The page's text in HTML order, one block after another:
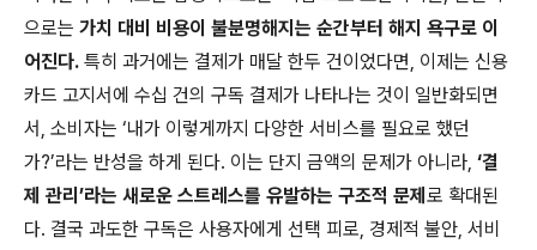
으로는 가치 대비 비용이 불분명해지는 순간부터 해지 욕구로 이
어진다. 특히 과거에는 결제가 매달 한두 건이었다면, 이제는 신용
카드 고지서에 수십 건의 구독 결제가 나타나는 것이 일반화되면
서, 소비자는 ‘내가 이렇게까지 다양한 서비스를 필요로 했던
가?’라는 반성을 하게 된다. 이는 단지 금액의 문제가 아니라, ‘결
제 관리’라는 새로운 스트레스를 유발하는 구조적 문제 로 확대된
다. 결국 과도한 구독은 사용자에게 선택 피로, 경제적 불안, 서비